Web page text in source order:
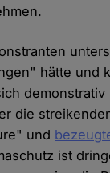
hätte und
demonstrativ
die
und
ist